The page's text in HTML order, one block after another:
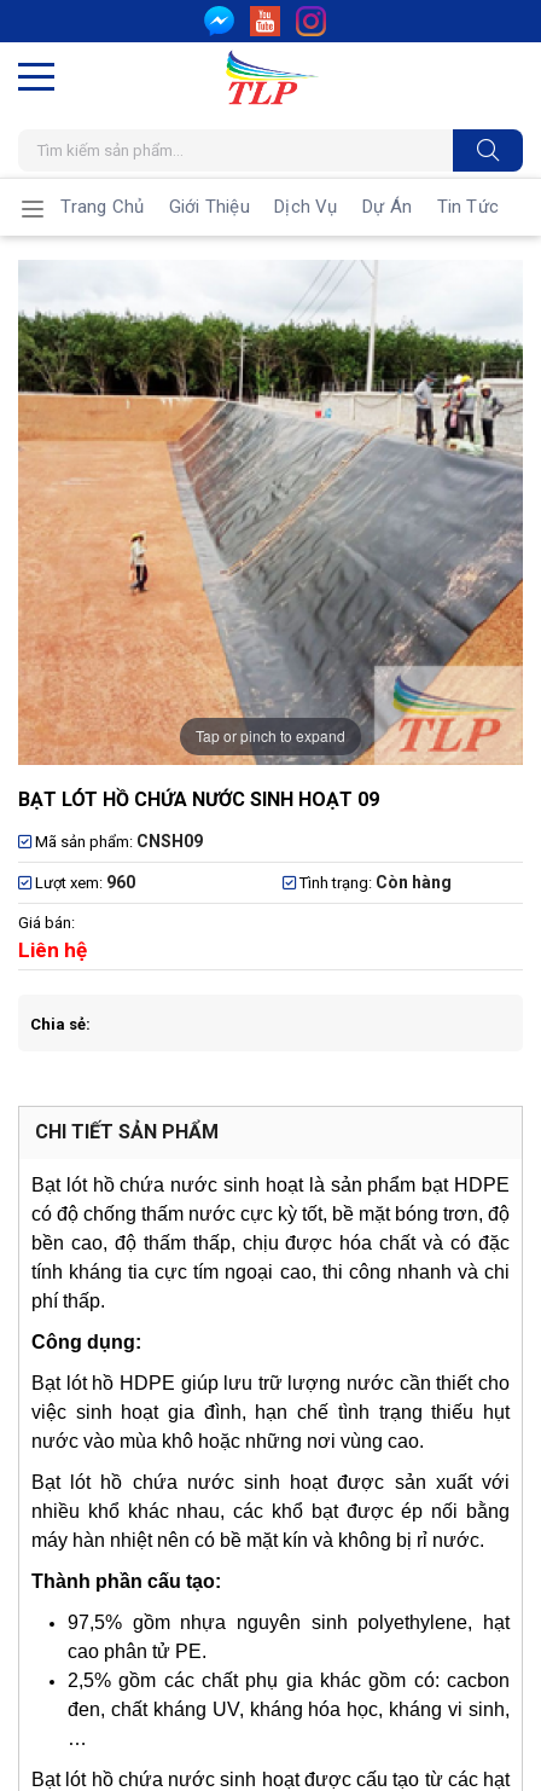
Trang Chủ Giới Thiệu Dịch Vụ Dự Án Tin Tức
Tap or pinch to expand
BẠT LÓT HỒ CHỨA NƯỚC SINH HOẠT 09
Mã sản phẩm: CNSH09
Lượt xem: 960 Tình trạng: Còn hàng
Giá bán:
Liên hệ
Chia sẻ:
CHI TIẾT SẢN PHẨM
Bạt lót hồ chứa nước sinh hoạt là sản phẩm bạt HDPE
có độ chống thấm nước cực kỳ tốt, bề mặt bóng trơn, độ
bền cao, độ thấm thấp, chịu được hóa chất và có đặc
tính kháng tia cực tím ngoại cao, thi công nhanh và chi
phí thấp.
Công dụng:
Bạt lót hồ HDPE giúp lưu trữ lượng nước cần thiết cho
việc sinh hoạt gia đình, hạn chế tình trạng thiếu hụt
nước vào mùa khô hoặc những nơi vùng cao.
Bạt lót hồ chứa nước sinh hoạt được sản xuất với
nhiều khổ khác nhau, các khổ bạt được ép nối bằng
máy hàn nhiệt nên có bề mặt kín và không bị rỉ nước.
Thành phần cấu tạo:
97,5% gồm nhựa nguyên sinh polyethylene, hạt
cao phân tử PE.
2,5% gồm các chất phụ gia khác gồm có: cacbon
đen, chất kháng UV, kháng hóa học, kháng vi sinh,
…
Bạt lót hồ chứa nước sinh hoạt được cấu tạo từ các hạt